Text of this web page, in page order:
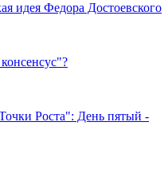
идея Федора Достоевского
Роста": День пятый -